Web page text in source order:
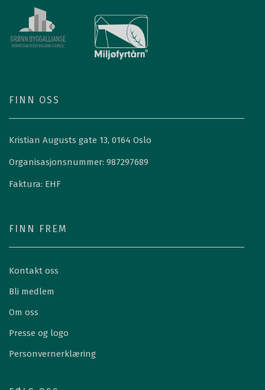
FINN OSS
Kristian Augusts gate 13, 0164 Oslo
Organisasjonsnummer: 987297689
Faktura: EHF
FINN FREM
Kontakt oss
Bli medlem
Om oss
Presse og logo
Personvernerklæring